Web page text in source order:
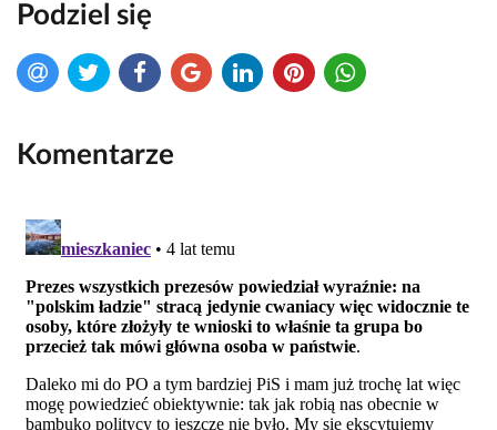
Podziel się
Komentarze